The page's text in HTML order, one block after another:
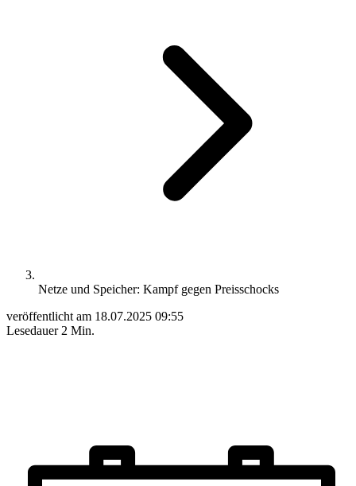
Netze und Speicher: Kampf gegen Preisschocks
veröffentlicht am 18.07.2025 09:55
Lesedauer 2 Min.